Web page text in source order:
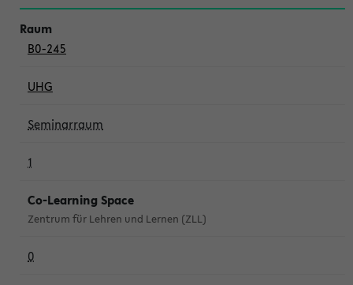
B0-245
UHG
Seminarraum
1
Co-Learning Space
Zentrum für Lehren und Lernen (ZLL)
0